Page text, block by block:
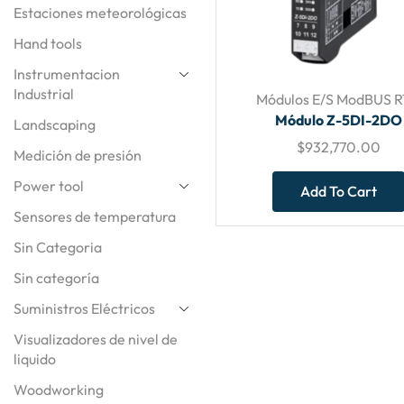
Módulos E/S ModBUS
Módulo Z-5DI-2DO
$932,770.00
Add To Cart
Estaciones meteorológicas
Hand tools
Instrumentacion
Industrial
Landscaping
Medición de presión
Power tool
Sensores de temperatura
Sin Categoria
Sin categoría
Suministros Eléctricos
Visualizadores de nivel de
liquido
Woodworking